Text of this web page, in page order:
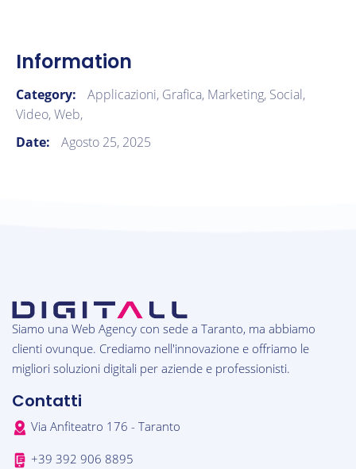
Information
Category: Applicazioni, Grafica, Marketing, Social,
Video,Web,
Date:
Agosto 25, 2025
Siamo una Web Agency con sede a Taranto, ma abbiamo
clienti ovunque. Crediamo nell'innovazione e offriamo le
migliori soluzioni digitali per aziende e professionisti.
Contatti
Via Anfiteatro 176 - Taranto
+39 392 906 8895